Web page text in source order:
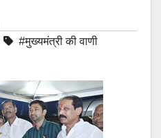
#मुख्यमंत्री की वाणी